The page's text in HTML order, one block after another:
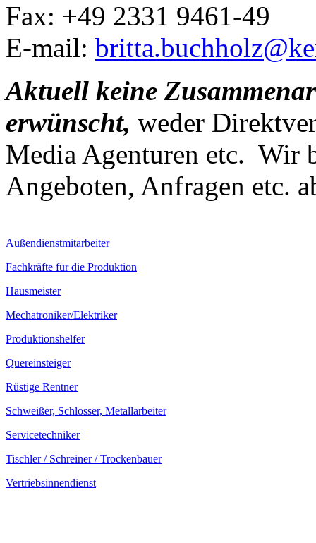
Fax: +49 2331 9461-49
E-mail:
Aktuell keine
erwünscht, weder
Media Agenturen etc. Wir
Angeboten, Anfragen etc.
Außendienstmitarbeiter
Fachkräfte für die Produktion
Hausmeister
Mechatroniker/Elektriker
Produktionshelfer
Quereinsteiger
Rüstige Rentner
Schweißer, Schlosser, Metallarbeiter
Servicetechniker
Tischler / Schreiner / Trockenbauer
Vertriebsinnendienst